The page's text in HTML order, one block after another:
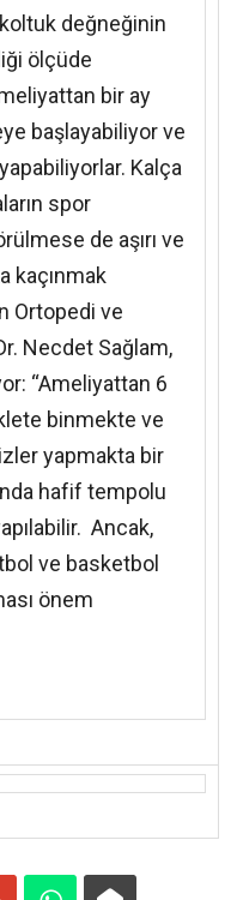
koltuk değneğinin
ölçüde
bir ay
başlayabiliyor ve
Kalça
spor
de aşırı ve
kaçınmak
Ortopedi ve
Necdet Sağlam,
“Ameliyattan 6
binmekte ve
yapmakta bir
hafif tempolu
Ancak,
ve basketbol
önem